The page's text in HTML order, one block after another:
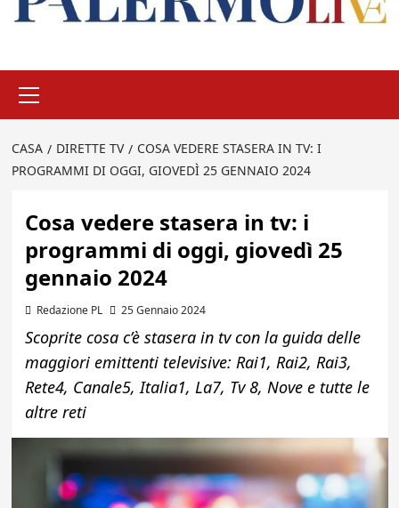
principale
CASA DIRETTE TV
COSA VEDERE STASERA IN TV: I
PROGRAMMI DI OGGI, GIOVEDÌ 25 GENNAIO 2024
Cosa vedere stasera in tv: i
programmi di oggi, giovedì 25
gennaio 2024
Redazione PL 25 Gennaio 2024
Scoprite cosa c’è stasera in tv con la guida delle
maggiori emittenti televisive: Rai1, Rai2, Rai3,
Rete4, Canale5, Italia1, La7, Tv 8, Nove e tutte le
altre reti